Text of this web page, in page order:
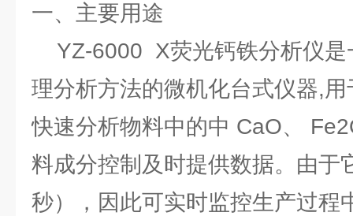
一、主要用途
YZ-6000 X荧光钙铁分析仪是
理分析方法的微机化台式仪器,
快速分析物料中的中 CaO、
料成分控制及时提供数据。由于
秒），因此可实时监控生产过程